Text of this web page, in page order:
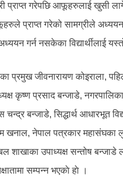
गरेपछि आफूहरुलाई खुसी
प्राप्त गरेको सामग्रीले
गर्न नसकेका विद्यार्थीलाई
प्रमुख जीवनारायण कोइराला,
कृष्ण प्रसाद बन्जाडे,
चन्द्र बन्जाडे, सिद्धार्थ
खनाल, नेपाल पत्रकार महासंघका
शाखाका उपाध्यक्ष सन्तोष
सम्पन्न भएकाे हाे ।